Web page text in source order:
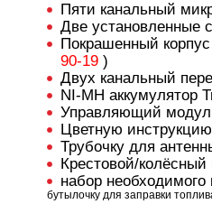
Инструмент,измерительные
приборы,расходники
Оптовая продажа запчастей
для моделей
Пяти канальный
Две установленные
Покрашенный
90-19 )
Двух канальный
NI-MH аккумулятор
Управляющий
Цветную инструкцию
Трубочку для
Крестовой/колёсный
набор необходимого
бутылочку для заправки